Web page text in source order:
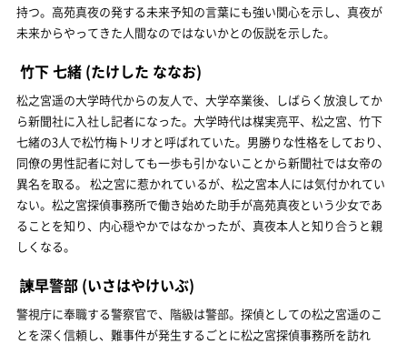
持つ。高苑真夜の発する未来予知の言葉にも強い関心を示し、真夜が
未来からやってきた人間なのではないかとの仮説を示した。
竹下 七緒 (たけした ななお)
松之宮遥の大学時代からの友人で、大学卒業後、しばらく放浪してか
ら新聞社に入社し記者になった。大学時代は楳実亮平、松之宮、竹下
七緒の3人で松竹梅トリオと呼ばれていた。男勝りな性格をしており、
同僚の男性記者に対しても一歩も引かないことから新聞社では女帝の
異名を取る。 松之宮に惹かれているが、松之宮本人には気付かれてい
ない。松之宮探偵事務所で働き始めた助手が高苑真夜という少女であ
ることを知り、内心穏やかではなかったが、真夜本人と知り合うと親
しくなる。
諫早警部 (いさはやけいぶ)
警視庁に奉職する警察官で、階級は警部。探偵としての松之宮遥のこ
とを深く信頼し、難事件が発生するごとに松之宮探偵事務所を訪れ